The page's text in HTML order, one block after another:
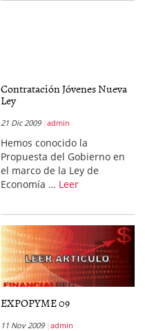
Contratación Jóvenes Nueva
Ley
21 Dic 2009 admin
Hemos conocido la
Propuesta del Gobierno en
el marco de la Ley de
Economía … Leer
EXPOPYME 09
11 Nov 2009 admin